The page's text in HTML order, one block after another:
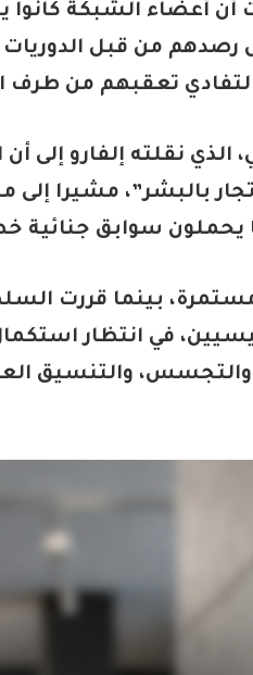
أن أعضاء الشبكة
من قبل الدوريات
تعقبهم من طرف
الذي نقلته إلفارو
بالبشر”، مشيرا
سوابق جنائية
بينما قررت
في انتظار
والتجسس، والتنسيق